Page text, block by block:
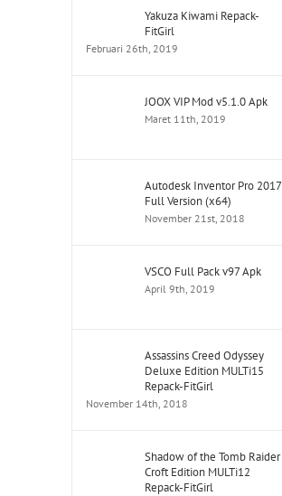
Yakuza Kiwami Repack-
FitGirl
Februari 26th, 2019
JOOX VIP Mod v5.1.0 Apk
Maret 11th, 2019
Autodesk Inventor Pro 2017
Full Version (x64)
November 21st, 2018
VSCO Full Pack v97 Apk
April 9th, 2019
Assassins Creed Odyssey
Deluxe Edition MULTi15
Repack-FitGirl
November 14th, 2018
Shadow of the Tomb Raider
Croft Edition MULTi12
Repack-FitGirl